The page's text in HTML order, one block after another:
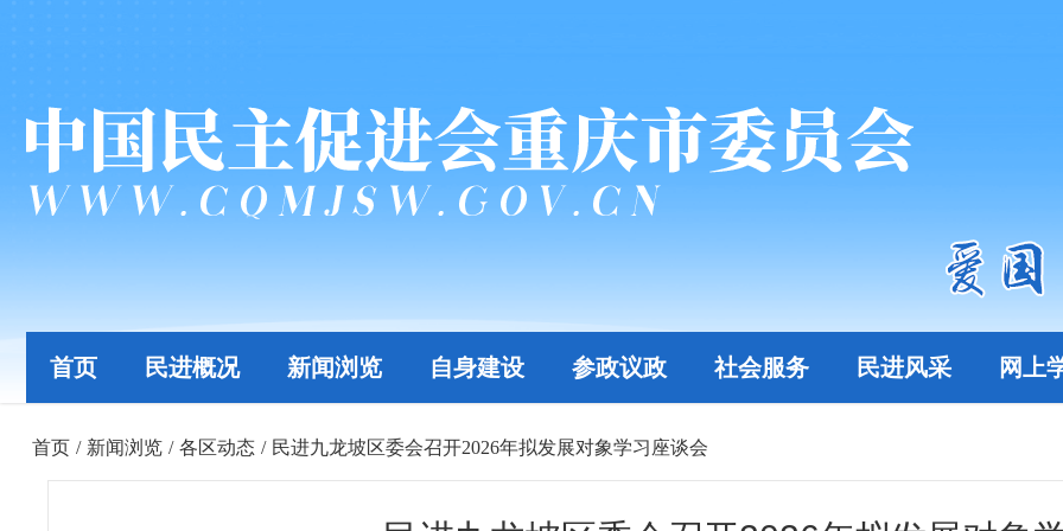
首页 民进概况 新闻浏览 自身建设 参政议政 社会服务 民进风采 网上
首页 / 新闻浏览 / 各区动态 / 民进九龙坡区委会召开2026年拟发展对象学习座谈会